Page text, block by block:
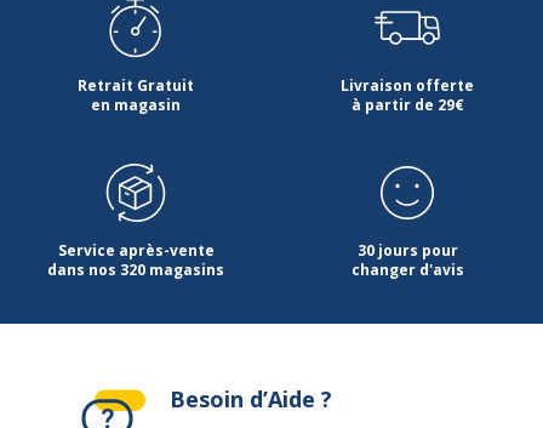
Retrait Gratuit
en magasin
Livraison offerte
à partir de 29€
Service après-vente
dans nos 320 magasins
30 jours pour
changer d'avis
Besoin d’Aide ?